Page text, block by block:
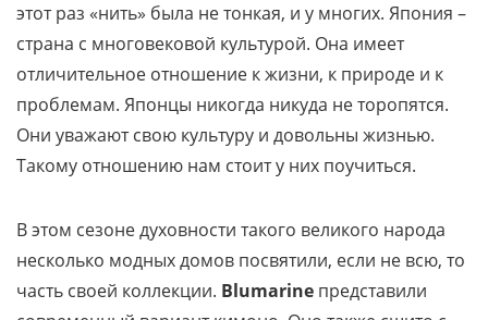
этот раз «нить» была не тонкая, и у многих. Япония –
страна с многовековой культурой. Она имеет
отличительное отношение к жизни, к природе и к
проблемам. Японцы никогда никуда не торопятся.
Они уважают свою культуру и довольны жизнью.
Такому отношению нам стоит у них поучиться.
В этом сезоне духовности такого великого народа
несколько модных домов посвятили, если не всю, то
часть своей коллекции. Blumarine представили